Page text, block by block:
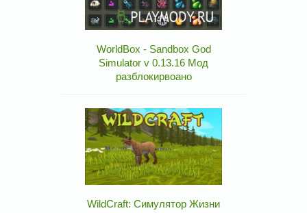
WorldBox - Sandbox God
Simulator v 0.13.16 Мод
разблокирвоано
WildCraft: Симулятор Жизни